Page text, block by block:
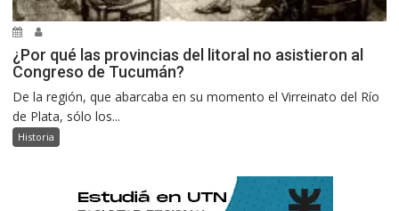
¿Por qué las provincias del litoral no asistieron al
Congreso de Tucumán?
De la región, que abarcaba en su momento el Virreinato del Río
de Plata, sólo los...
Historia